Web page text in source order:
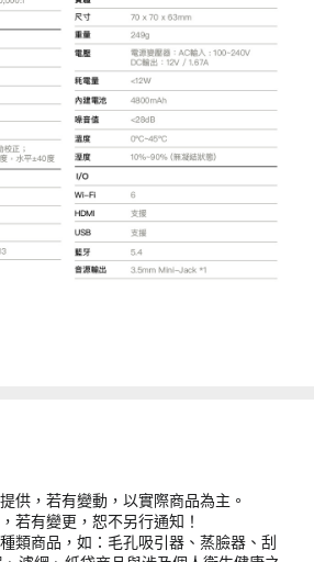
供，若有變動，以實際商品為主。
若有變更，恕不另行通知！
類商品，如：毛孔吸引器、蒸臉器、刮